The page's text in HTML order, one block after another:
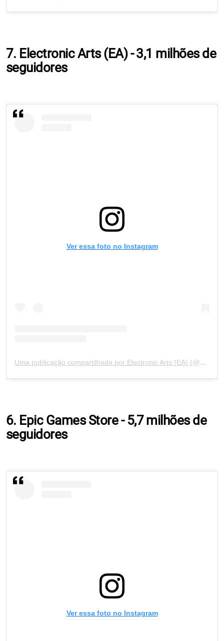
7. Electronic Arts (EA) - 3,1 milhões de
seguidores
Ver essa foto no Instagram
Uma publicação compartilhada por Electronic Arts (EA) (@ea)
6. Epic Games Store - 5,7 milhões de
seguidores
Ver essa foto no Instagram